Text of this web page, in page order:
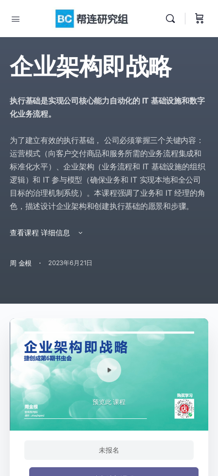
企业架构即战略
执行基础是实现公司核心能力自动化的 IT 基础设施和数字
化业务流程。
为了建立有效的执行基础， 公司必须掌握三个关键内容：
运营模式（向客户交付商品和服务所需的业务流程集成和
标准化水平）、企业架构（业务流程和 IT 基础设施的组织
逻辑）和 IT 参与模型（确保业务和 IT 实现本地和全公司
目标的治理机制系统）。本课程强调了业务和 IT 经理的角
色，描述设计企业架构和创建执行基础的愿景和步骤。
查看课程 详细信息
周 金根 · 2023年6月21日
预览此 课程
未报名